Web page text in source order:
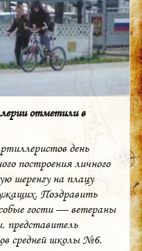
отметили в
день
построения личного
шеренгу на плацу
Поздравить
гости — ветераны
представитель
средней школы №6.